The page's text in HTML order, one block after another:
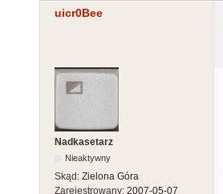
uicr0Bee
Nadkasetarz
Nieaktywny
Skąd: Zielona Góra
Zarejestrowany: 2007-05-07